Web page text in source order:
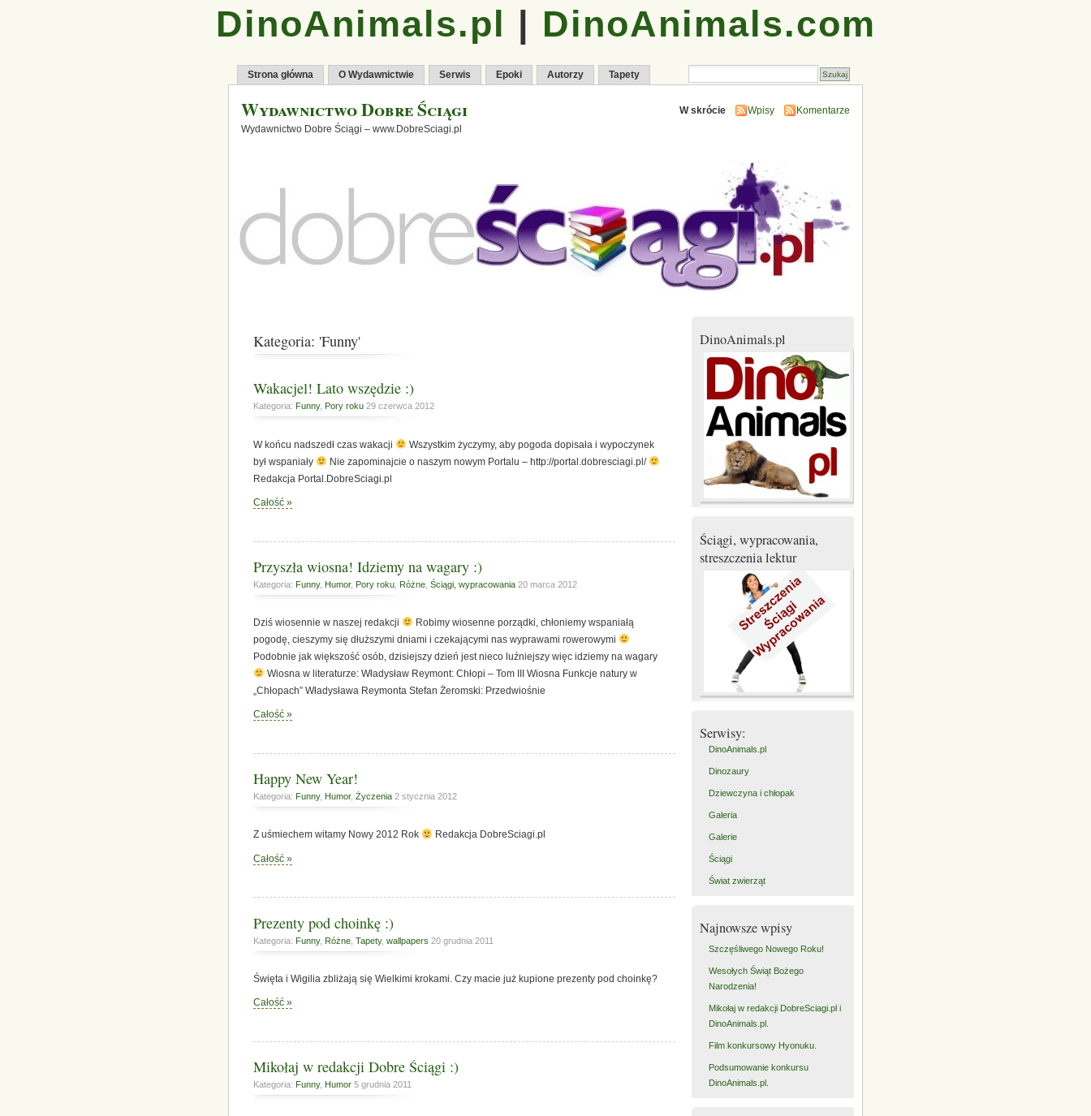
DinoAnimals.pl | DinoAnimals.com
Strona główna O Wydawnictwie Serwis Epoki Autorzy Tapety
Wydawnictwo Dobre Ściągi
Wydawnictwo Dobre Ściągi – www.DobreSciagi.pl
W skrócie Wpisy Komentarze
Kategoria: 'Funny'
Wakacjel! Lato wszędzie :)
Kategoria: Funny, Pory roku 29 czerwca 2012
W końcu nadszedł czas wakacji
Wszystkim życzymy, aby pogoda dopisała i wypoczynek
był wspaniały
Nie zapominajcie o naszym nowym Portalu – http://portal.dobresciagi.pl/
Redakcja Portal.DobreSciagi.pl
Całość »
Przyszła wiosna! Idziemy na wagary :)
Kategoria: Funny, Humor, Pory roku Różne Ściągi, wypracowania 20 marca 2012
Dziś wiosennie w naszej redakcji
Robimy wiosenne porządki, chłoniemy wspaniałą
pogodę, cieszymy się dłuższymi dniami i czekającymi nas wyprawami rowerowymi
Podobnie jak większość osób, dzisiejszy dzień jest nieco luźniejszy więc idziemy na wagary
Wiosna w literaturze: Władysław Reymont: Chłopi – Tom III Wiosna Funkcje natury w
„Chłopach” Władysława Reymonta Stefan Żeromski: Przedwiośnie
Całość »
Happy New Year!
Kategoria: Funny, Humor, Życzenia 2 stycznia 2012
Z uśmiechem witamy Nowy 2012 Rok Redakcja DobreSciagi.pl
Całość »
Prezenty pod choinkę :)
Kategoria: Funny, Różne Tapety, wallpapers 20 grudnia 2011
Święta i Wigilia zbliżają się Wielkimi krokami. Czy macie już kupione prezenty pod choinkę?
Całość »
Mikołaj w redakcji Dobre Ściągi :)
Kategoria: Funny, Humor 5 grudnia 2011
DinoAnimals.pl
Ściągi, wypracowania,
streszczenia lektur
Serwisy:
DinoAnimals.pl
Dinozaury
Dziewczyna i chłopak
Galeria
Galerie
Ściągi
Świat zwierząt
Najnowsze wpisy
Szczęśliwego Nowego Roku!
Wesołych Świąt Bożego
Narodzenia!
Mikołaj w redakcji DobreSciagi.pl i
DinoAnimals.pl.
Film konkursowy Hyonuku.
Podsumowanie konkursu
DinoAnimals.pl.